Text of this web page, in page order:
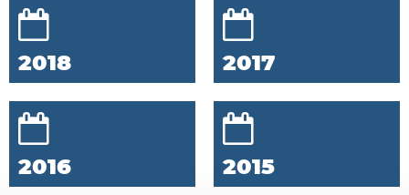
2018 2017
2016 2015